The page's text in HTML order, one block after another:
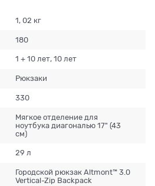
1, 02 кг
180
1 + 10 лет, 10 лет
Рюкзаки
330
Мягкое отделение для
ноутбука диагональю 17" (43
см)
29 л
Городской рюкзак Altmont™ 3.0
Vertical-Zip Backpack